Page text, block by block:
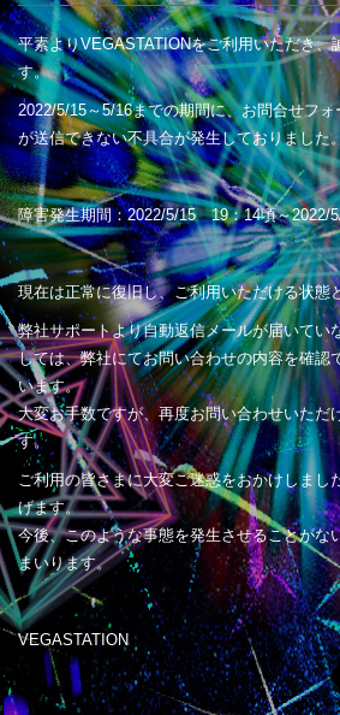
平素よりVEGASTATIONをご利用いただき、
す。
2022/5/15～5/16までの期間に、お問合せフ
が送信できない不具合が発生しておりました
障害発生期間：2022/5/15 19：14頃～
現在は正常に復旧し、ご利用いただける状態
弊社サポートより自動返信メールが届いてい
しては、弊社にてお問い合わせの内容を確認
います。
大変お手数ですが、再度お問い合わせいただ
す。
ご利用の皆さまに大変ご迷惑をおかけしまし
げます。
今後、このような事態を発生させることがな
まいります。
VEGASTATION